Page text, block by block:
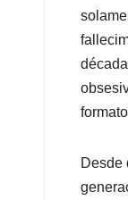
Desde